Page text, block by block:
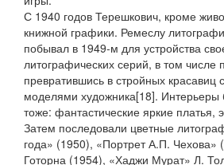
С 1940 годов Терешкович, кроме
книжной графики. Ремеслу
побывал в 1949-м для устройства
литографических серий, в том
превратившись в стройных
моделями художника[18].
тоже: фантастические яркие платья,
Затем последовали цветные
года» (1950), «Портрет А.П. Чехова»
Готорна (1954), «Хаджи Мурат» Л.